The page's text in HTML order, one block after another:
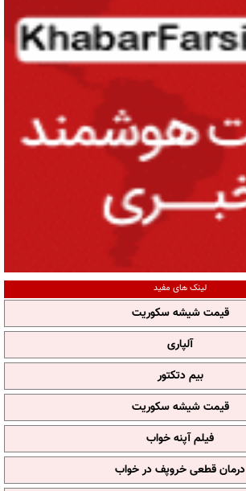
لینک های مفید
قیمت شیشه سکوریت
آلپاری
بیم دتکتور
قیمت شیشه سکوریت
فیلم آپنه خواب
درمان قطعی خروپف در خواب